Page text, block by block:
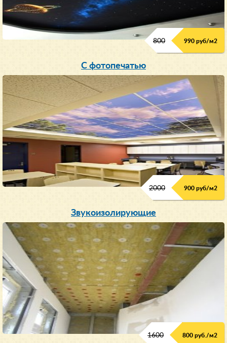
800 990 руб/м2
С фотопечатью
2000 900 руб/м2
Звукоизолирующие
1600 800 руб./м2